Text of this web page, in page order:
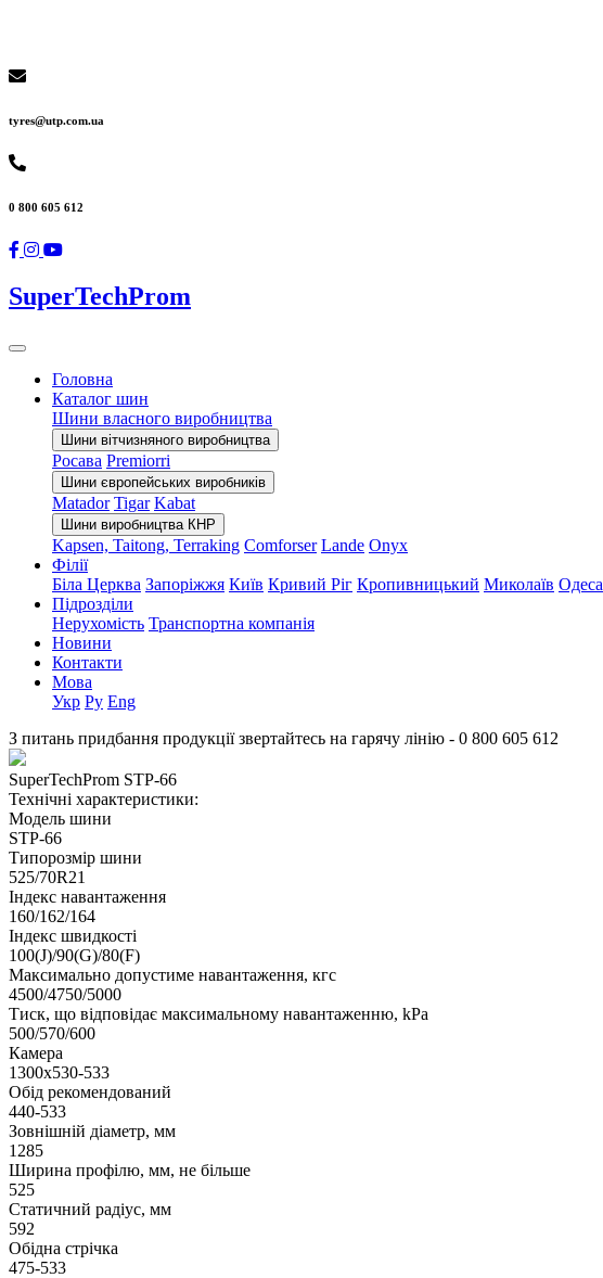
tyres@utp.com.ua
0 800 605 612
SuperTechProm
Головна
Каталог шин
Шини власного виробництва
Шини вітчизняного виробництва
Росава Premiorri
Шини європейських виробників
Matador Tigar Kabat
Шини виробництва КНР
Kapsen, Taitong, Terraking Comforser Lande Onyx
Філії
Біла Церква Запоріжжя Київ Кривий Ріг Кропивницький Миколаїв Одеса
Підрозділи
Нерухомість Транспортна компанія
Новини
Контакти
Мова
Укр Ру Eng
З питань придбання продукції звертайтесь на гарячу лінію - 0 800 605 612
SuperTechProm STP-66
Технічні характеристики:
Модель шини
STP-66
Типорозмір шини
525/70R21
Індекс навантаження
160/162/164
Індекс швидкості
100(J)/90(G)/80(F)
Максимально допустиме навантаження, кгс
4500/4750/5000
Тиск, що відповідає максимальному навантаженню, kPa
500/570/600
Камера
1300х530-533
Обід рекомендований
440-533
Зовнішній діаметр, мм
1285
Ширина профілю, мм, не більше
525
Статичний радіус, мм
592
Обідна стрічка
475-533